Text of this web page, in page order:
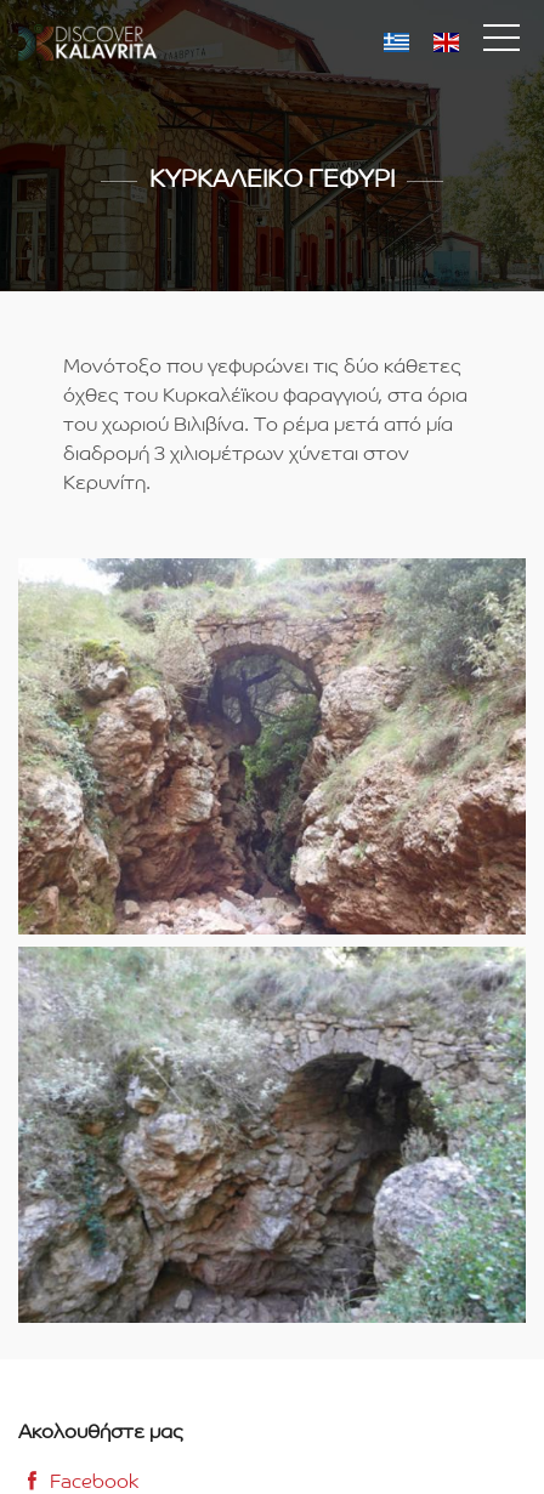
ΚΥΡΚΑΛΕΙΚΟ ΓΕΦΥΡΙ
Μονότοξο που γεφυρώνει τις δύο κάθετες
όχθες του Κυρκαλέϊκου φαραγγιού, στα όρια
του χωριού Βιλιβίνα. Το ρέμα μετά από μία
διαδρομή 3 χιλιομέτρων χύνεται στον
Κερυνίτη.
Ακολουθήστε μας
Facebook